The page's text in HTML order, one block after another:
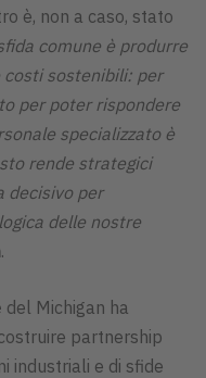
è, non a caso, stato
comune è produrre
costi sostenibili: per
per poter rispondere
specializzato è
rende strategici
decisivo per
delle nostre
.
del Michigan ha
partnership
industriali e di sfide